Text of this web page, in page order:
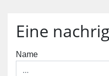
Eine
Name